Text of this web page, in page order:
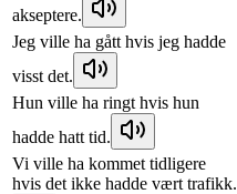
akseptere.
Jeg ville ha gått hvis jeg hadde
visst det.
Hun ville ha ringt hvis hun
hadde hatt tid.
Vi ville ha kommet tidligere
hvis det ikke hadde vært trafikk.